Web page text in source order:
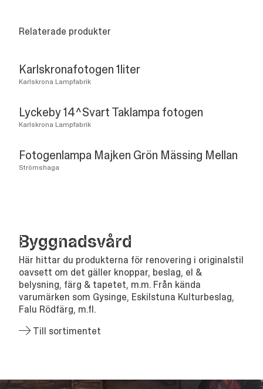
Relaterade produkter
Karlskronafotogen 1liter
Karlskrona Lampfabrik
Lyckeby 14^Svart Taklampa fotogen
Karlskrona Lampfabrik
Fotogenlampa Majken Grön Mässing Mellan
Strömshaga
Bygg­nads­vård
Här hittar du produkterna för renovering i originalstil
oavsett om det gäller knoppar, beslag, el &
belysning, färg & tapetet, m.m. Från kända
varumärken som Gysinge, Eskilstuna Kulturbeslag,
Falu Rödfärg, m.fl.
Till sortimentet